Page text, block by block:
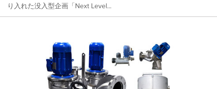
り入れた没入型企画「Next Level...